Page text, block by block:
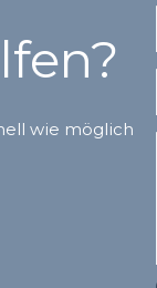
wie möglich